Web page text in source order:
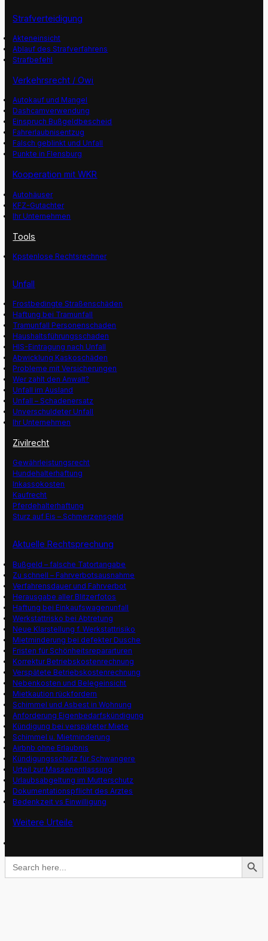
Strafverteidigung
Akteneinsicht
Ablauf des Strafverfahrens
Strafbefehl
Verkehrsrecht / Owi
Autokauf und Mangel
Dashcamverwendung
Einspruch Bußgeldbescheid
Fahrerlaubnisentzug
Falsch geblinkt und Unfall
Punkte in Flensburg
Kooperation mit WKR
Autohäuser
KFZ-Gutachter
Ihr Unternehmen
Tools
Kpstenlose Rechtsrechner
Unfall
Frostbedingte Straßenschäden
Haftung bei Tramunfall
Tramunfall Personenschaden
Haushaltsführungsschaden
HIS-Eintragung nach Unfall
Abwicklung Kaskoschäden
Probleme mit Versicherungen
Wer zahlt den Anwalt?
Unfall im Ausland
Unfall – Schadenersatz
Unverschuldeter Unfall
Ihr Unternehmen
Zivilrecht
Gewährleistungsrecht
Hundehalterhaftung
Inkassokosten
Kaufrecht
Pferdehalterhaftung
Sturz auf Eis – Schmerzensgeld
Aktuelle Rechtsprechung
Bußgeld – falsche Tatortangabe
Zu schnell – Fahrverbotsausnahme
Verfahrensdauer und Fahrverbot
Herausgabe aller Blitzerfotos
Haftung bei Einkaufswagenunfall
Werkstattrisko bei Abtretung
Neue Klarstellung f. Werkstattrisiko
Mietminderung bei defekter Dusche
Fristen für Schönheitsrepararturen
Korrektur Betriebskostenrechnung
Verspätete Betriebskostenrechnung
Nebenkosten und Belegeinsicht
Mietkaution rückfordern
Schimmel und Asbest in Wohnung
Anforderung Eigenbedarfskündigung
Kündigung bei verspäteter Miete
Schimmel u. Mietminderung
Airbnb ohne Erlaubnis
Kündigungsschutz für Schwangere
Urteil zur Massenentlassung
Urlaubsabgeltung im Mutterschutz
Dokumentationspflicht des Arztes
Bedenkzeit vs Einwilligung
Weitere Urteile
Search
for:
Search Button